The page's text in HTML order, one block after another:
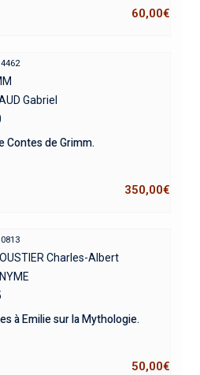
60,00€
Gabriel
Contes de Grimm.
350,00€
Charles-Albert
à Emilie sur la Mythologie.
50,00€